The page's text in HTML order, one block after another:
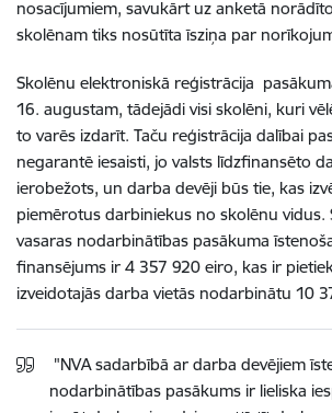
nosacījumiem, savukārt uz anketā
skolēnam tiks nosūtīta īsziņa par
Skolēnu elektroniskā reģistrācija
16. augustam, tādejādi visi skolēni, kuri
to varēs izdarīt. Taču reģistrācija dalībai
negarantē iesaisti, jo valsts līdzfinansēto
ierobežots, un darba devēji būs tie, kas
piemērotus darbiniekus no skolēnu vidus.
vasaras nodarbinātības pasākuma
finansējums ir 4 357 920 eiro, kas ir
izveidotajās darba vietās nodarbinātu 10
"NVA sadarbībā ar darba devējiem
nodarbinātības pasākums ir lieliska